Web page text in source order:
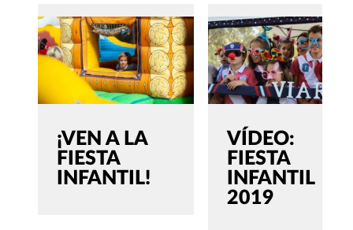
¡VEN A LA
FIESTA
INFANTIL!
VÍDEO:
FIESTA
INFANTIL
2019